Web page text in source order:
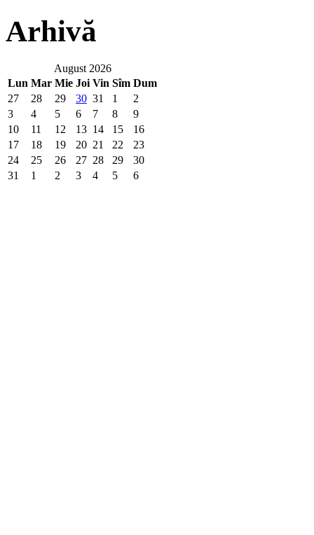
Arhivă
August 2026
Lun Mar Mie Joi Vin Sîm Dum
27
28 29 30 31 1
2
3
4 5 6 7 8
9
10
11 12 13 14 15
16
17
18 19 20 21 22
23
24
25 26 27 28 29
30
31
1 2 3 4 5 6